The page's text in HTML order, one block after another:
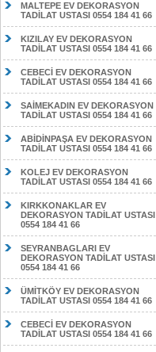
MALTEPE EV DEKORASYON
TADİLAT USTASI 0554 184 41 66
KIZILAY EV DEKORASYON
TADİLAT USTASI 0554 184 41 66
CEBECİ EV DEKORASYON
TADİLAT USTASI 0554 184 41 66
SAİMEKADIN EV DEKORASYON
TADİLAT USTASI 0554 184 41 66
ABİDİNPAŞA EV DEKORASYON
TADİLAT USTASI 0554 184 41 66
KOLEJ EV DEKORASYON
TADİLAT USTASI 0554 184 41 66
KIRKKONAKLAR EV
DEKORASYON TADİLAT USTASI
0554 184 41 66
SEYRANBAGLARI EV
DEKORASYON TADİLAT USTASI
0554 184 41 66
ÜMİTKÖY EV DEKORASYON
TADİLAT USTASI 0554 184 41 66
CEBECİ EV DEKORASYON
TADİLAT USTASI 0554 184 41 66